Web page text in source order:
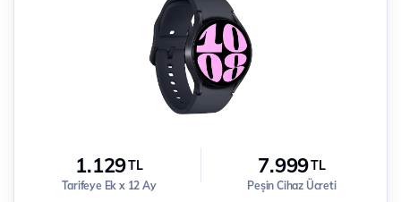
1.129TL
Tarifeye Ek x 12 Ay
7.999TL
Peşin Cihaz Ücreti